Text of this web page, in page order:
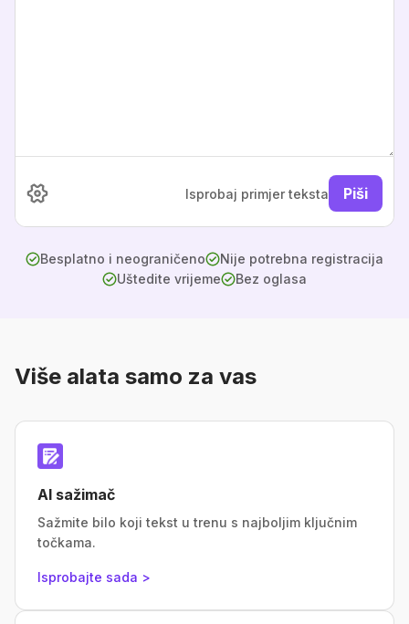
Isprobaj primjer teksta Piši
Besplatno i neograničeno
Nije potrebna registracija
Uštedite vrijeme
Bez oglasa
Više alata samo za vas
AI sažimač
Sažmite bilo koji tekst u trenu s najboljim ključnim
točkama.
Isprobajte sada >